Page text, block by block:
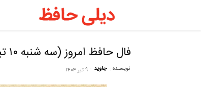
فال حافظ امروز (سه شنبه ۱۰ تیر ۱۴۰۴)
نویسنده : جاوید - ۹ تیر ۱۴۰۴